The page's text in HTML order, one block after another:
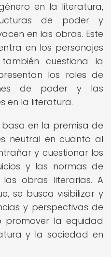
en la literatura,
de poder y
en las obras. Este
en los personajes
cuestiona la
los roles de
de poder y las
en la literatura.
en la premisa de
neutral en cuanto al
y cuestionar los
y las normas de
obras literarias. A
se busca visibilizar y
y perspectivas de
promover la equidad
y la sociedad en